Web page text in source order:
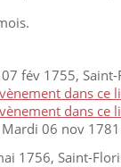
fév 1755, Saint-
Mardi 06 nov 1781
1756, Saint-